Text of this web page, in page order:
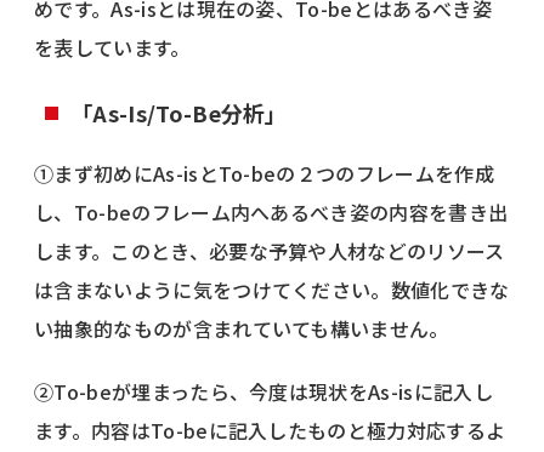
めです。As-isとは現在の姿、To-beとはあるべき姿
を表しています。
「As-Is/To-Be分析」
①まず初めにAs-isとTo-beの２つのフレームを作成
し、To-beのフレーム内へあるべき姿の内容を書き出
します。このとき、必要な予算や人材などのリソース
は含まないように気をつけてください。数値化できな
い抽象的なものが含まれていても構いません。
②To-beが埋まったら、今度は現状をAs-isに記入し
ます。内容はTo-beに記入したものと極力対応するよ